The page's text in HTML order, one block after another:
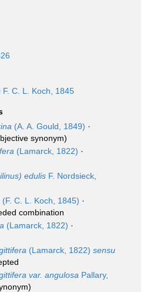
F. C. L. Koch, 1845
(A. A. Gould, 1849) ·
synonym)
(Lamarck, 1822) ·
edulis F. Nordsieck,
(F. C. L. Koch, 1845) ·
combination
(Lamarck, 1822) ·
(Lamarck, 1822) sensu
var. angulosa Pallary,